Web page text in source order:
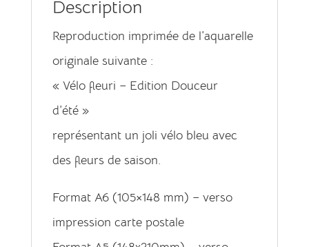
Description
Reproduction imprimée de l’aquarelle
originale suivante :
« Vélo fleuri – Edition Douceur
d’été »
représentant un joli vélo bleu avec
des fleurs de saison.
Format A6 (105×148 mm) – verso
impression carte postale